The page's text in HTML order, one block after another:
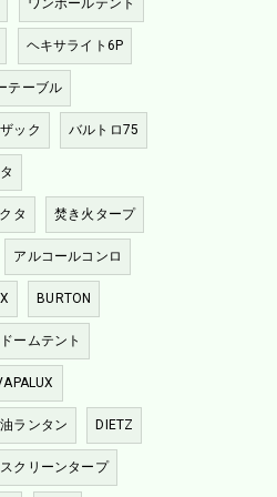
ワンポールテント
ヘキサライト6P
テーブル
ック バルトロ75
タ 焚き火タープ
アルコールコンロ
BURTON
ドームテント
ランタン DIETZ
スクリーンタープ